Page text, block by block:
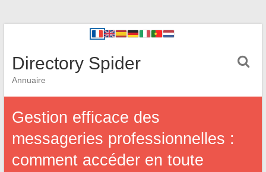
Directory Spider
Annuaire
Gestion efficace des
messageries professionnelles :
comment accéder en toute